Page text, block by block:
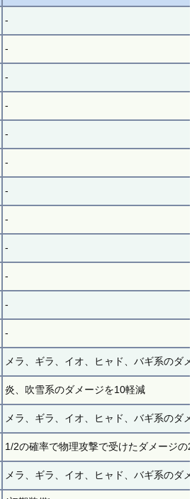
-
-
-
-
-
-
-
-
-
-
-
-
メラ、ギラ、イオ、ヒャド、バギ系のダ
炎、吹雪系のダメージを10軽減
メラ、ギラ、イオ、ヒャド、バギ系のダ
1/2の確率で物理攻撃で受けたダメージの
メラ、ギラ、イオ、ヒャド、バギ系のダ